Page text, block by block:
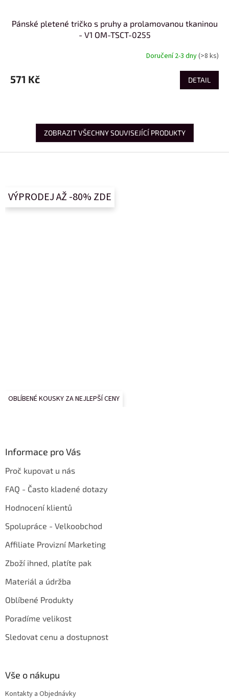
Pánské pletené tričko s pruhy a prolamovanou tkaninou
- V1 OM-TSCT-0255
Doručení 2-3 dny(>8 ks)
571 Kč DETAIL
ZOBRAZIT VŠECHNY SOUVISEJÍCÍ PRODUKTY
VÝPRODEJ AŽ -80% ZDE
OBLÍBENÉ KOUSKY ZA NEJLEPŠÍ CENY
Informace pro Vás
Proč kupovat u nás
FAQ - Často kladené dotazy
Hodnocení klientů
Spolupráce - Velkoobchod
Affiliate Provizní Marketing
Zboží ihned, platíte pak
Materiál a údržba
Oblíbené Produkty
Poradíme velikost
Sledovat cenu a dostupnost
Vše o nákupu
Kontakty a Objednávky